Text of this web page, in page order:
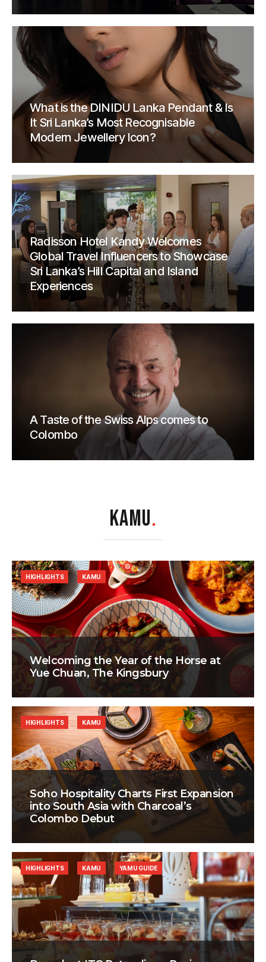
What is the DINIDU Lanka Pendant & Is
It Sri Lanka’s Most Recognisable
Modern Jewellery Icon?
Radisson Hotel Kandy Welcomes
Global Travel Influencers to Showcase
Sri Lanka’s Hill Capital and Island
Experiences
A Taste of the Swiss Alps comes to
Colombo
KAMU.
Welcoming the Year of the Horse at
Yue Chuan, The Kingsbury
HIGHLIGHTS KAMU
Soho Hospitality Charts First Expansion
into South Asia with Charcoal’s
Colombo Debut
HIGHLIGHTS KAMU
HIGHLIGHTS KAMU YAMU GUIDE